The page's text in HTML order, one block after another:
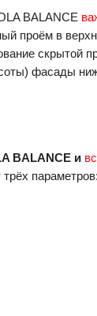
BALANCE
проём в
скрытой
фасады
BALANCE и
трёх